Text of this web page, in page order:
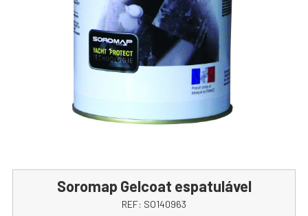
Soromap Gelcoat espatulável
REF: SO140963